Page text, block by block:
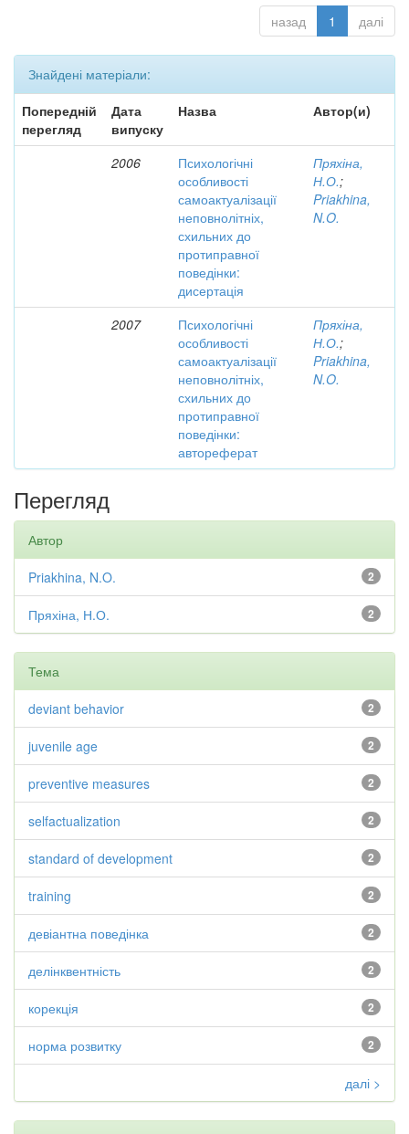
назад 1 далі
Знайдені матеріали:
Попередній
перегляд
Дата
випуску
Назва Автор(и)
2006
Психологічні
особливості
самоактуалізації
неповнолітніх,
схильних до
протиправної
поведінки:
дисертація
Пряхіна,
Н.О.;
Priakhina,
N.O.
2007
Психологічні
особливості
самоактуалізації
неповнолітніх,
схильних до
протиправної
поведінки:
автореферат
Пряхіна,
Н.О.;
Priakhina,
N.O.
Перегляд
Автор
2
Priakhina, N.O.
2
Пряхіна, Н.О.
Тема
2
deviant behavior
2
juvenile age
2
preventive measures
2
selfactualization
2
standard of development
2
training
2
девіантна поведінка
2
делінквентність
2
корекція
2
норма розвитку
далі >